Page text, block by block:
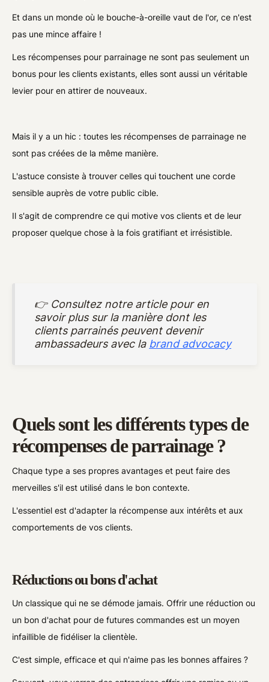
Et dans un monde où le bouche-à-oreille vaut de l'or, ce n'est
pas une mince affaire !
Les récompenses pour parrainage ne sont pas seulement un
bonus pour les clients existants, elles sont aussi un véritable
levier pour en attirer de nouveaux.
Mais il y a un hic : toutes les récompenses de parrainage ne
sont pas créées de la même manière.
L'astuce consiste à trouver celles qui touchent une corde
sensible auprès de votre public cible.
Il s'agit de comprendre ce qui motive vos clients et de leur
proposer quelque chose à la fois gratifiant et irrésistible.
👉 Consultez notre article pour en
savoir plus sur la manière dont les
clients parrainés peuvent devenir
ambassadeurs avec la brand advocacy
Quels sont les différents types de
récompenses de parrainage ?
Chaque type a ses propres avantages et peut faire des
merveilles s'il est utilisé dans le bon contexte.
L'essentiel est d'adapter la récompense aux intérêts et aux
comportements de vos clients.
Réductions ou bons d'achat
Un classique qui ne se démode jamais. Offrir une réduction ou
un bon d'achat pour de futures commandes est un moyen
infaillible de fidéliser la clientèle.
C'est simple, efficace et qui n'aime pas les bonnes affaires ?